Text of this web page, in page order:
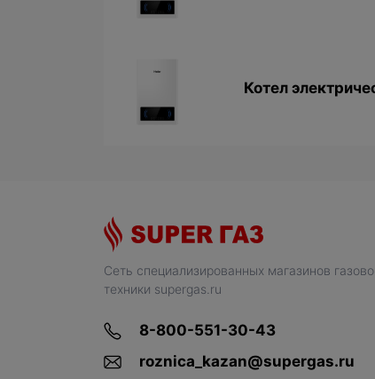
Котел
Сеть специализированных магазинов
техники supergas.ru
8-800-551-30-43
roznica_kazan@supergas.ru